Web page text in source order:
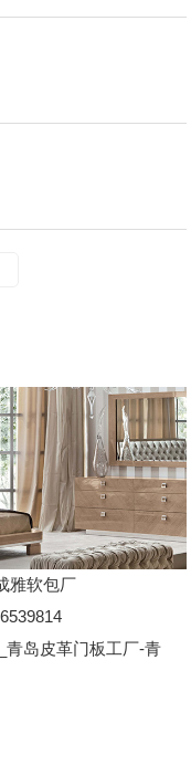
雅软包厂
青岛皮革门板工厂-青